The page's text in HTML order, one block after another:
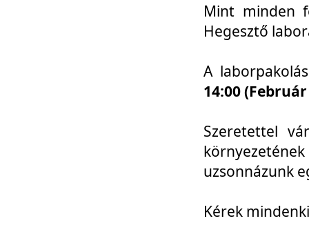
Mint minden
Hegesztő
A
14:00
Szeretettel
uzsonnázunk
Kérek